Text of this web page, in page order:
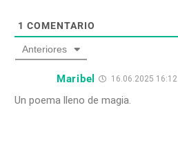
1 COMENTARIO
Anteriores
Maribel 16.06.2025 16:12
Un poema lleno de magia.